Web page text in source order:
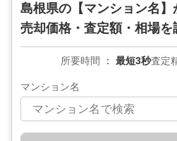
島根県の 【マンション名】
売却価格・査定額・相場を
所要時間 最短3秒査定
マンション名